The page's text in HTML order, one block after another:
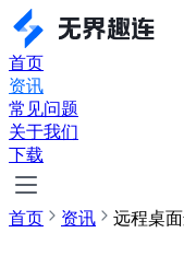
首页
资讯
常见问题
关于我们
下载
首页 资讯 远程桌